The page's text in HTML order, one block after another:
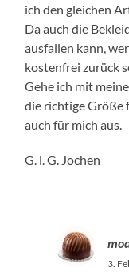
ich den gleichen
Da auch die
ausfallen kann,
kostenfrei zurück
Gehe ich mit
die richtige Größe
auch für mich aus.
G. l. G. Jochen
3.